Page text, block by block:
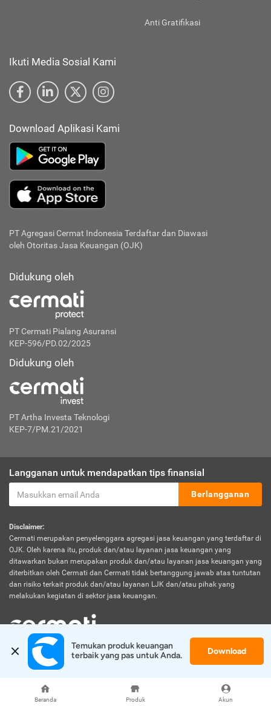
Beranda Produk Akun
Anti Gratifikasi
Ikuti Media Sosial Kami
Download Aplikasi Kami
PT Agregasi Cermat Indonesia Terdaftar dan Diawasi
oleh Otoritas Jasa Keuangan (OJK)
Didukung oleh
PT Cermati Pialang Asuransi
KEP-596/PD.02/2025
Didukung oleh
PT Artha Investa Teknologi
KEP-7/PM.21/2021
Langganan untuk mendapatkan tips finansial
Berlangganan
Disclaimer:
Cermati merupakan penyelenggara agregasi jasa keuangan yang terdaftar di
OJK. Oleh karena itu, produk dan/atau layanan jasa keuangan yang
ditawarkan bukan merupakan produk dan/atau layanan jasa keuangan yang
diterbitkan oleh Cermati dan Cermati tidak bertanggung jawab atas tuntutan
dan risiko terkait produk dan/atau layanan LJK dan/atau pihak yang
melakukan kegiatan di sektor jasa keuangan.
© 2026 Cermati. All Rights Reserved.
Temukan produk keuangan
terbaik yang pas untuk Anda.
Download